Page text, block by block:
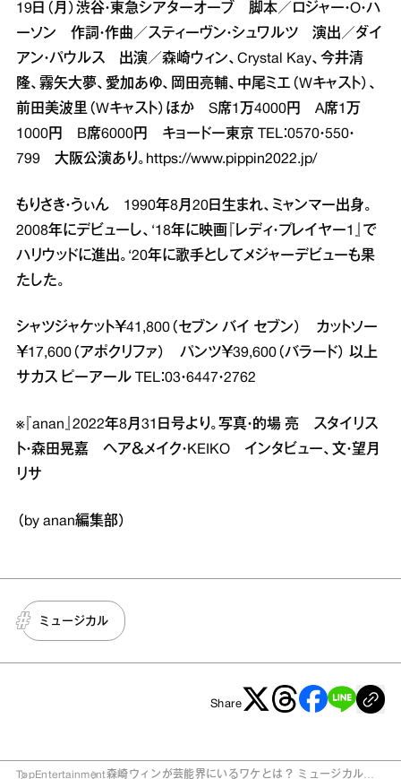
19日（月）渋谷・東急シアターオーブ 脚本／ロジャー・O・ハ
ーソン 作詞・作曲／スティーヴン・シュワルツ 演出／ダイ
アン・パウルス 出演／森崎ウィン、Crystal Kay、今井清
隆、霧矢大夢、愛加あゆ、岡田亮輔、中尾ミエ（Wキャスト）、
前田美波里（Wキャスト）ほか S席1万4000円 A席1万
1000円 B席6000円 キョードー東京 TEL：0570・550・
799 大阪公演あり。 https://www.pippin2022.jp/
もりさき・うぃん 1990年8月20日生まれ、ミャンマー出身。
2008年にデビューし、‘18年に映画『レディ・プレイヤー1』で
ハリウッドに進出。‘20年に歌手としてメジャーデビューも果
たした。
シャツジャケット￥41,800（セブン バイ セブン） カットソー
￥17,600（アポクリファ） パンツ￥39,600（バラード） 以上
サカス ピーアール TEL：03・6447・2762
※『anan』2022年8月31日号より。写真・的場 亮 スタイリス
ト・森田晃嘉 ヘア＆メイク・KEIKO インタビュー、文・望月
リサ
（by anan編集部）
ミュージカル
Share
TopEntertainment森崎ウィンが芸能界にいるワケとは？ ミュージカル